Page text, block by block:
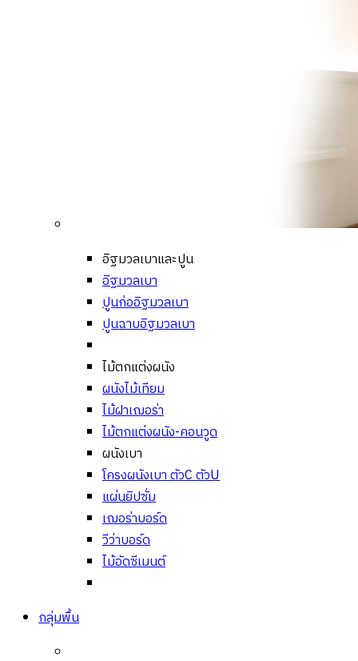
อิฐมวลเบาและปูน
อิฐมวลเบา
ปูนก่ออิฐมวลเบา
ปูนฉาบอิฐมวลเบา
ไม้ตกแต่งผนัง
ผนังไม้เทียม
ไม้ฝาเฌอร่า
ไม้ตกแต่งผนัง-คอนวูด
ผนังเบา
โครงผนังเบา ตัวC ตัวU
แผ่นยิปซั่ม
เฌอร่าบอร์ด
วีว่าบอร์ด
ไม้อัดซีเมนต์
กลุ่มพื้น